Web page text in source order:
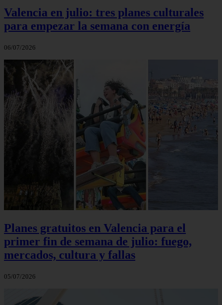
Valencia en julio: tres planes culturales
para empezar la semana con energía
06/07/2026
Planes gratuitos en Valencia para el
primer fin de semana de julio: fuego,
mercados, cultura y fallas
05/07/2026